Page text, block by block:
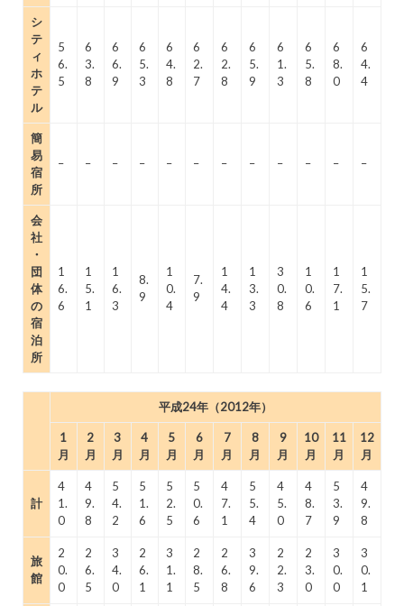
シ
テ
ィ
ホ
テ
ル
5
6.
5
6
3.
8
6
6.
9
6
5.
3
6
4.
8
6
2.
7
6
2.
8
6
5.
9
6
1.
3
6
5.
8
6
8.
0
6
4.
4
簡
易
宿
所
– – – – – – – – – – – –
会
社
・
団
体
の
宿
泊
所
1
6.
6
1
5.
1
1
6.
3
8.
9
1
0.
4
7.
9
1
4.
4
1
3.
3
3
0.
8
1
0.
6
1
7.
1
1
5.
7
平成24年（2012年）
1
月
2
月
3
月
4
月
5
月
6
月
7
月
8
月
9
月
10
月
11
月
12
月
計
4
1.
0
4
9.
8
5
4.
2
5
1.
6
5
2.
5
5
0.
6
4
7.
1
5
5.
4
4
5.
0
4
8.
7
5
3.
9
4
9.
8
旅
館
2
0.
0
2
6.
5
3
4.
0
2
6.
1
3
1.
1
2
8.
5
2
6.
8
3
9.
6
2
2.
3
2
3.
0
3
0.
0
3
0.
1